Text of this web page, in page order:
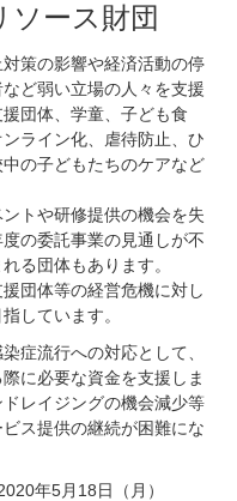
ソース財団
策の影響や経済活動の停
ど弱い立場の人々を支援
団体、学童、子ども食
ライン化、虐待防止、ひ
の子どもたちのケアなど
トや研修提供の機会を失
の委託事業の見通しが不
る団体もあります。
団体等の経営危機に対し
しています。
症流行への対応として、
に必要な資金を支援しま
レイジングの機会減少等
ス提供の継続が困難にな
年5月18日（月）